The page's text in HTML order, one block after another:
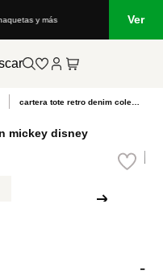
y más Ver
mickey disney
-